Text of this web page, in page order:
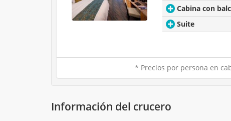
Cabina con
Suite
* Precios por persona en
Información del crucero